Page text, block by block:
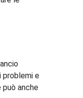
problemi e
può anche